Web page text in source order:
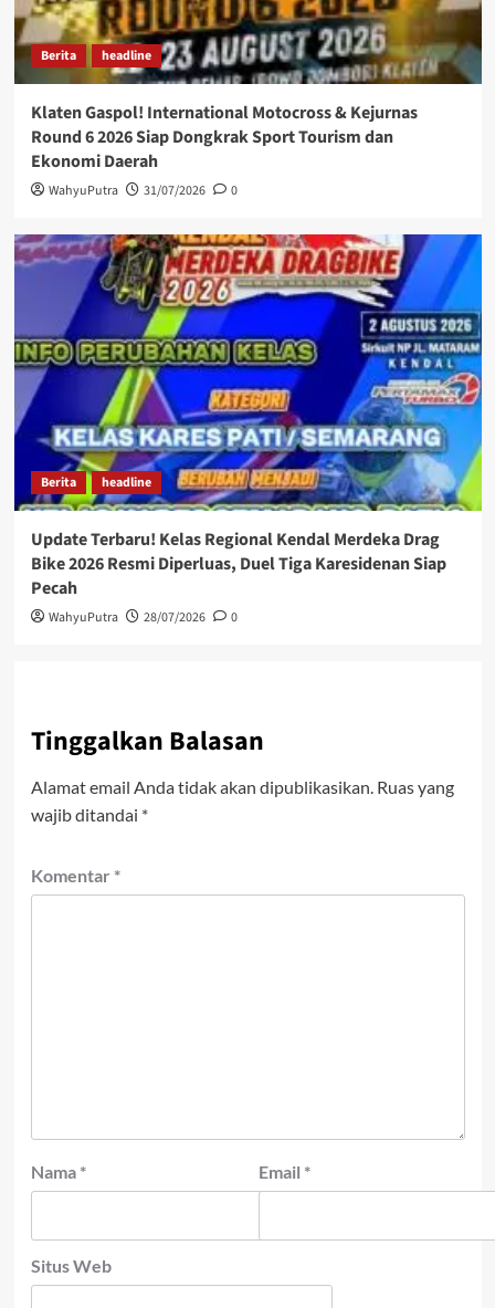
Berita headline
Klaten Gaspol! International Motocross & Kejurnas
Round 6 2026 Siap Dongkrak Sport Tourism dan
Ekonomi Daerah
WahyuPutra 31/07/2026 0
Berita headline
Update Terbaru! Kelas Regional Kendal Merdeka Drag
Bike 2026 Resmi Diperluas, Duel Tiga Karesidenan Siap
Pecah
WahyuPutra 28/07/2026 0
Tinggalkan Balasan
Alamat email Anda tidak akan dipublikasikan. Ruas yang
wajib ditandai *
Komentar *
Nama * Email *
Situs Web